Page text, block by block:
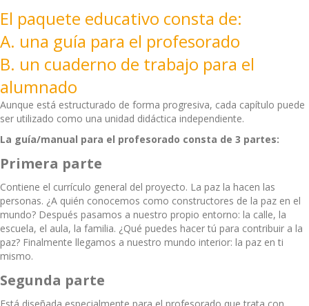
El paquete educativo consta de:
A. una guía para el profesorado
B. un cuaderno de trabajo para el
alumnado
Aunque está estructurado de forma progresiva, cada capítulo puede
ser utilizado como una unidad didáctica independiente.
La guía/manual para el profesorado consta de 3 partes:
Primera parte
Contiene el currículo general del proyecto. La paz la hacen las
personas. ¿A quién conocemos como constructores de la paz en el
mundo? Después pasamos a nuestro propio entorno: la calle, la
escuela, el aula, la familia. ¿Qué puedes hacer tú para contribuir a la
paz? Finalmente llegamos a nuestro mundo interior: la paz en ti
mismo.
Segunda parte